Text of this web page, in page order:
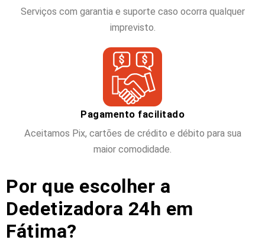
Serviços com garantia e suporte caso ocorra qualquer
imprevisto.
Pagamento facilitado
Aceitamos Pix, cartões de crédito e débito para sua
maior comodidade.
Por que escolher a
Dedetizadora 24h em
Fátima?